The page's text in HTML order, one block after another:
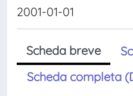
2001-01-01
Scheda breve
Scheda completa